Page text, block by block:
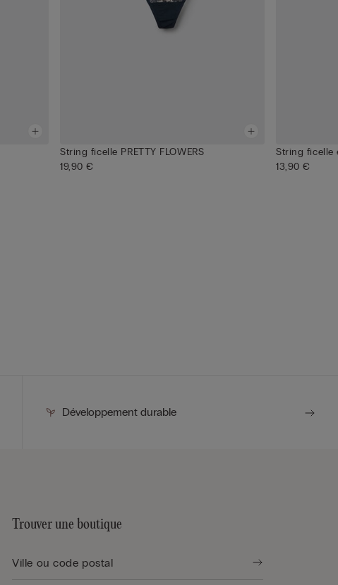
String ficelle PRETTY FLOWERS
19,90 €
String ficelle
13,90 €
Développement durable
Trouver une boutique